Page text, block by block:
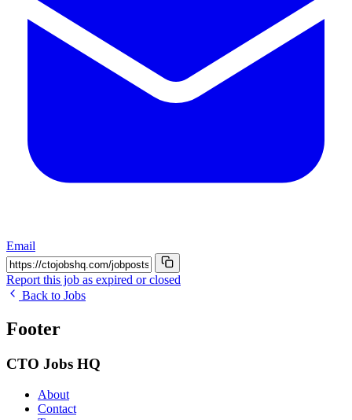
Email
Report this job as expired or closed
Back to Jobs
Footer
CTO Jobs HQ
About
Contact